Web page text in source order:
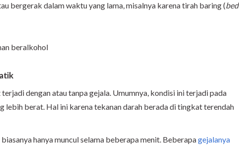
bergerak dalam waktu yang lama, misalnya karena tirah baring (bed
beralkohol
dengan atau tanpa gejala. Umumnya, kondisi ini terjadi pada
lebih berat. Hal ini karena tekanan darah berada di tingkat terendah
hanya muncul selama beberapa menit. Beberapagejalanya